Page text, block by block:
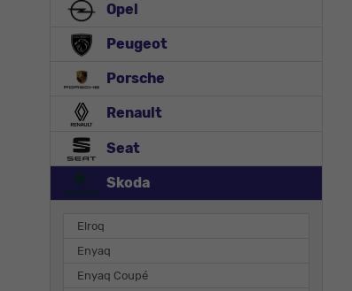
Opel
Peugeot
Porsche
Renault
Seat
Skoda
Elroq
Enyaq
Enyaq Coupé